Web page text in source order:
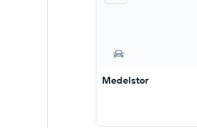
Medelstor